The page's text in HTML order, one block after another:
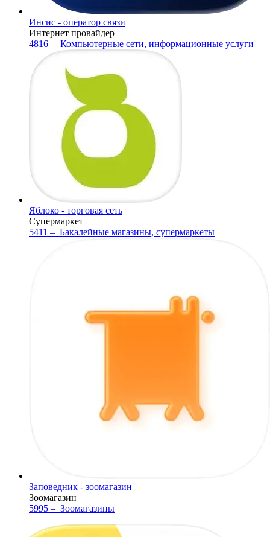
Инсис - оператор связи
Интернет провайдер
4816 – Компьютерные сети, информационные услуги
Яблоко - торговая сеть
Супермаркет
5411 – Бакалейные магазины, супермаркеты
Заповедник - зоомагазин
Зоомагазин
5995 – Зоомагазины